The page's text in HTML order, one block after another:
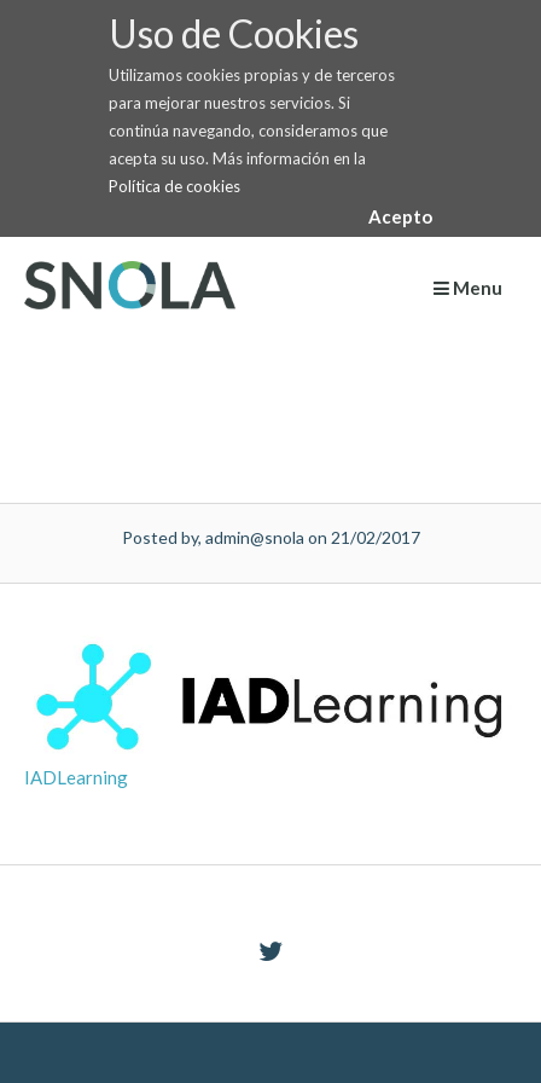
Uso de Cookies
Utilizamos cookies propias y de terceros
para mejorar nuestros servicios. Si
continúa navegando, consideramos que
acepta su uso. Más información en la
Política de cookies
Acepto
content
Menu
Posted by, admin@snola on 21/02/2017
IADLearning